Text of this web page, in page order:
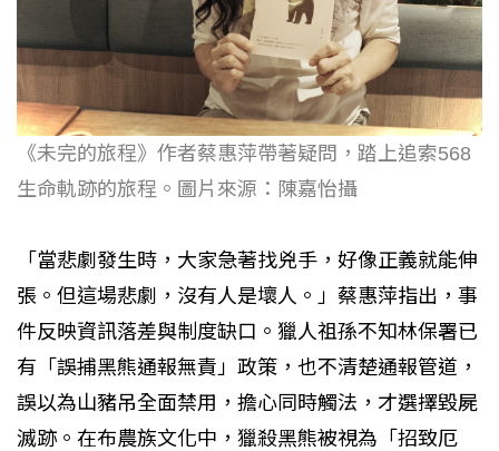
《未完的旅程》作者蔡惠萍帶著疑問，踏上追索568
生命軌跡的旅程。圖片來源：陳嘉怡攝
「當悲劇發生時，大家急著找兇手，好像正義就能伸
張。但這場悲劇，沒有人是壞人。」蔡惠萍指出，事
件反映資訊落差與制度缺口。獵人祖孫不知林保署已
有「誤捕黑熊通報無責」政策，也不清楚通報管道，
誤以為山豬吊全面禁用，擔心同時觸法，才選擇毀屍
滅跡。在布農族文化中，獵殺黑熊被視為「招致厄